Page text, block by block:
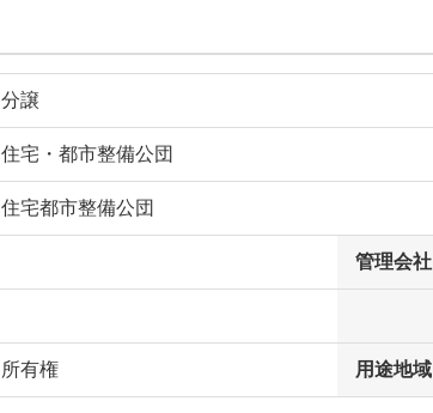
分譲
住宅・都市整備公団
住宅都市整備公団
管理会社
所有権 用途地域